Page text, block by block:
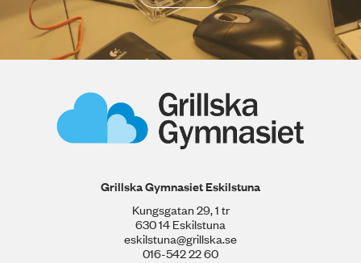
Grillska Gymnasiet Eskilstuna
Kungsgatan 29, 1 tr
630 14 Eskilstuna
eskilstuna@grillska.se
016-542 22 60